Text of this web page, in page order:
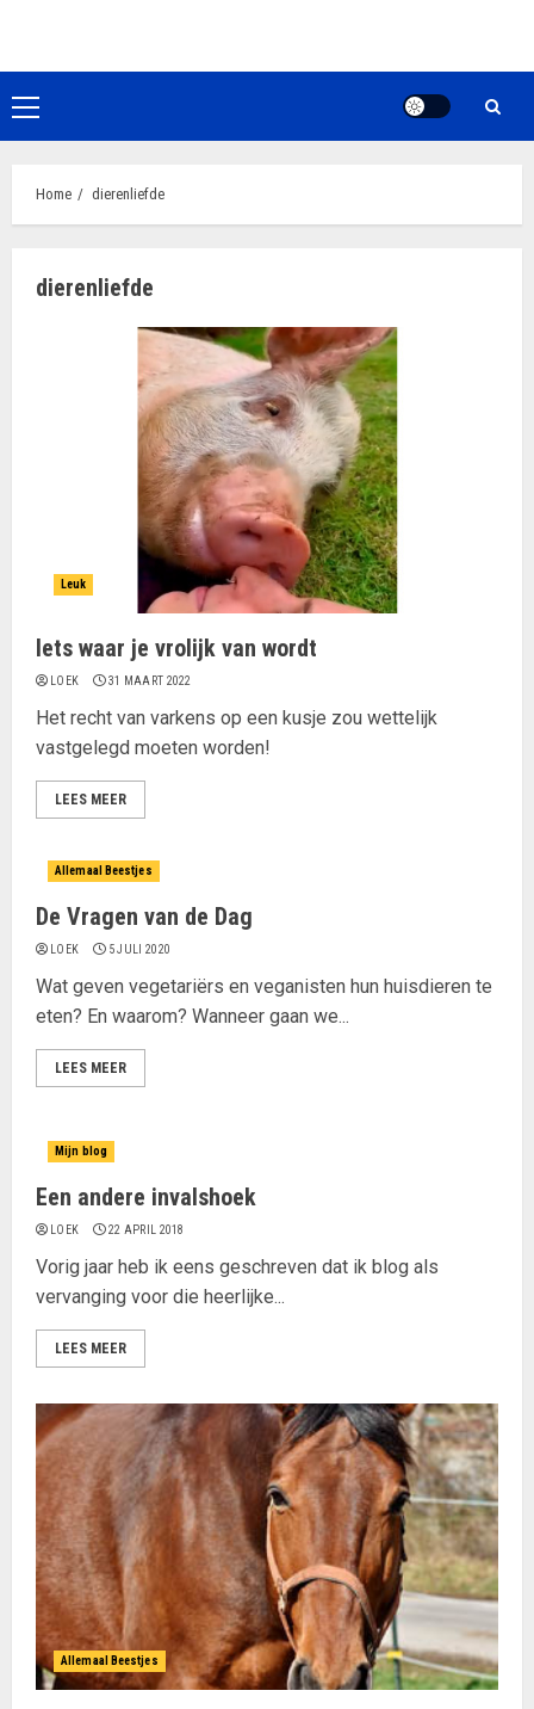
de
inhoudPrimair
menu
Home dierenliefde
dierenliefde
Leuk
Iets waar je vrolijk van wordt
LOEK 31 MAART 2022
Het recht van varkens op een kusje zou wettelijk
vastgelegd moeten worden!
LEES MEER
Allemaal Beestjes
De Vragen van de Dag
LOEK 5 JULI 2020
Wat geven vegetariërs en veganisten hun huisdieren te
eten? En waarom? Wanneer gaan we...
LEES MEER
Mijn blog
Een andere invalshoek
LOEK 22 APRIL 2018
Vorig jaar heb ik eens geschreven dat ik blog als
vervanging voor die heerlijke...
LEES MEER
Allemaal Beestjes